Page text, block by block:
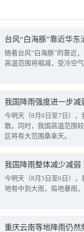
台风“白海豚”靠近华
随着台风“白海豚”的靠近
高温范围将缩减，受冷空
今明天（8月6日至7日）
散。同时，我国高温范围
区将有大范围桑拿天。
我国降雨整体减少减弱
今明天（8月5日至6日）
地有中到大雨，局地暴雨
重庆云南等地降雨仍然